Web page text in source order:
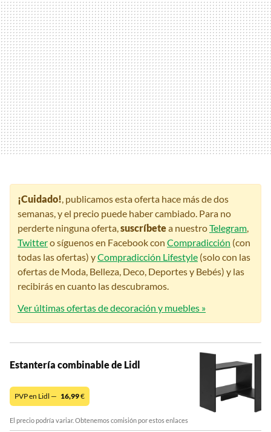
¡Cuidado!, publicamos esta oferta hace más de dos
semanas, y el precio puede haber cambiado. Para no
perderte ninguna oferta,suscríbetea nuestroTelegram,
Twittero síguenos en Facebook con Compradicción (con
todas las ofertas) yCompradicción Lifestyle (solo con las
ofertas de Moda, Belleza, Deco, Deportes y Bebés) y las
recibirás en cuanto las descubramos.
Ver últimas ofertas de decoración y muebles »
Estantería combinable de Lidl
PVP en Lidl — 16,99€
El precio podría variar. Obtenemos comisión por estos enlaces